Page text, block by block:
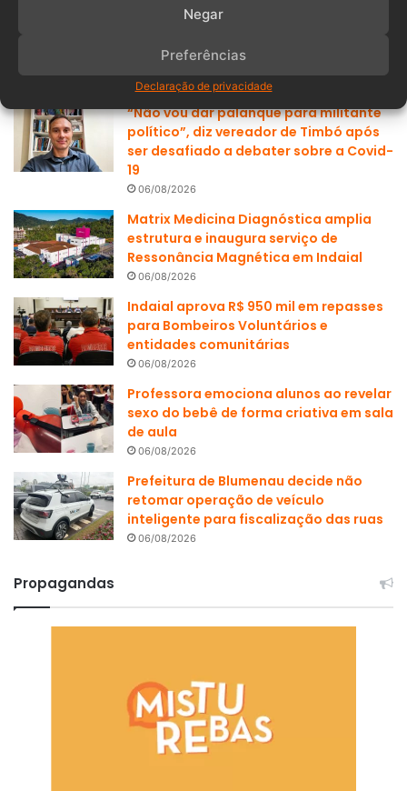
Negar
Preferências
Declaração de privacidade
“Não vou dar palanque para militante
político”, diz vereador de Timbó após
ser desafiado a debater sobre a Covid-
19
06/08/2026
Matrix Medicina Diagnóstica amplia
estrutura e inaugura serviço de
Ressonância Magnética em Indaial
06/08/2026
Indaial aprova R$ 950 mil em repasses
para Bombeiros Voluntários e
entidades comunitárias
06/08/2026
Professora emociona alunos ao revelar
sexo do bebê de forma criativa em sala
de aula
06/08/2026
Prefeitura de Blumenau decide não
retomar operação de veículo
inteligente para fiscalização das ruas
06/08/2026
Propagandas